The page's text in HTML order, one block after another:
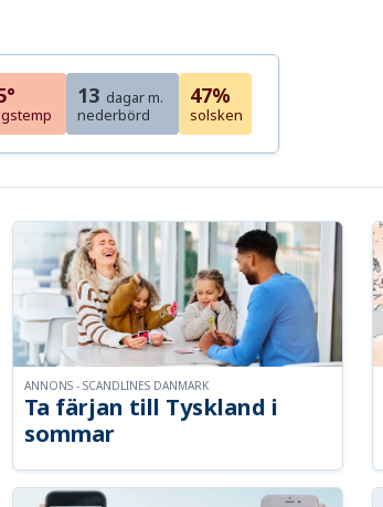
13 dagar m.
nederbörd
47%
solsken
Ta färjan till Tyskland i
sommar
ANNONS - SCANDLINES DANMARK